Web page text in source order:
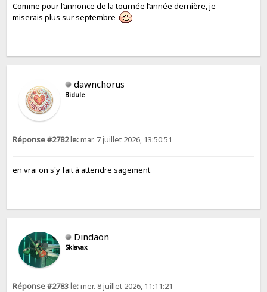
Comme pour l’annonce de la tournée l’année dernière, je
miserais plus sur septembre
dawnchorus
Bidule
Réponse #2782 le:mar. 7 juillet 2026, 13:50:51
en vrai on s'y fait à attendre sagement
Dindaon
Sklavax
Réponse #2783 le:mer. 8 juillet 2026, 11:11:21